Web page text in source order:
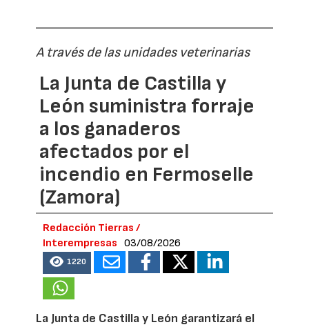
A través de las unidades veterinarias
La Junta de Castilla y
León suministra forraje
a los ganaderos
afectados por el
incendio en Fermoselle
(Zamora)
Redacción Tierras /
Interempresas
03/08/2026
1220
La Junta de Castilla y León garantizará el